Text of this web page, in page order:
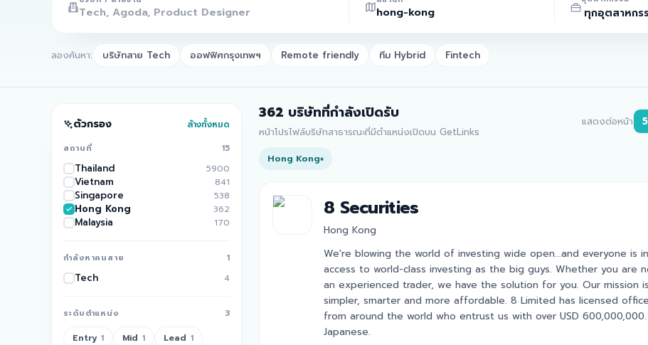
ลองค้นหา: บริษัทสาย Tech ออฟฟิศกรุงเทพฯ Remote friendly ทีม Hybrid Fintech
ตัวกรอง ล้างทั้งหมด
สถานที่ 15
Thailand 5900
Vietnam 841
Singapore 538
Hong Kong 362
Malaysia 170
กำลังหาคนสาย 1
Tech 4
ระดับตำแหน่ง 3
Entry 1 Mid 1 Lead 1
362 บริษัทที่กำลังเปิดรับ
หน้าโปรไฟล์บริษัทสาธารณะที่มีตำแหน่งเปิดบน GetLinks
แสดงต่อหน้า 5
Hong Kong×
8 Securities
Hong Kong
We're blowing the world of investing wide open...and everyone is
access to world-class investing as the big guys. Whether you
an experienced trader, we have the solution for you. Our
simpler, smarter and more affordable. 8 Limited has licensed
from around the world who entrust us with over USD
Japanese.